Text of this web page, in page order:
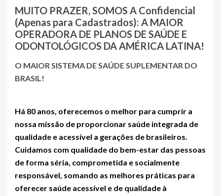
MUITO PRAZER, SOMOS A Confidencial
(Apenas para Cadastrados): A MAIOR
OPERADORA DE PLANOS DE SAÚDE E
ODONTOLÓGICOS DA AMÉRICA LATINA!
O MAIOR SISTEMA DE SAÚDE SUPLEMENTAR DO
BRASIL!
Há 80 anos, oferecemos o melhor para cumprir a
nossa missão de proporcionar saúde integrada de
qualidade e acessível a gerações de brasileiros.
Cuidamos com qualidade do bem-estar das pessoas
de forma séria, comprometida e socialmente
responsável, somando as melhores práticas para
oferecer saúde acessível e de qualidade à